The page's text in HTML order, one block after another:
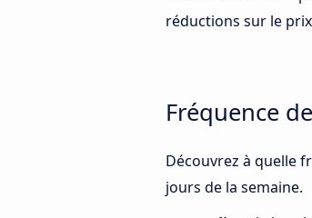
réductions sur le
Fréquence
Découvrez à quelle
jours de la semaine.